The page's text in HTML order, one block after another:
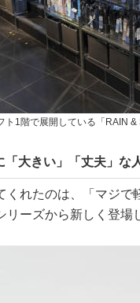
ト1階で展開している「RAIN &
「大きい」「丈夫」な
くれたのは、「マジ
リーズから新しく登場